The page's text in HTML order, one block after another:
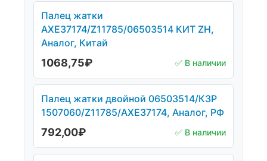
Палец жатки
AXE37174/Z11785/06503514 КИТ ZH,
Аналог, Китай
1068,75₽ ✅ В наличии
Палец жатки двойной 06503514/КЗР
1507060/Z11785/AXE37174, Аналог, РФ
792,00₽ ✅ В наличии